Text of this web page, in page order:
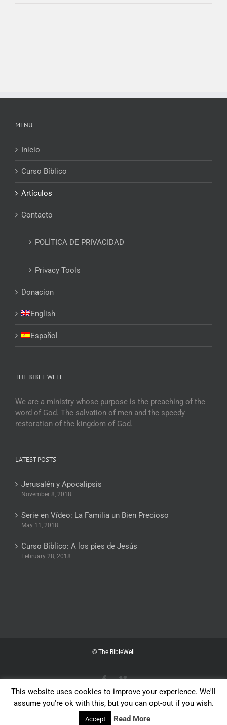
MENU
Inicio
Curso Bíblico
Artículos
Contacto
POLÍTICA DE PRIVACIDAD
Privacy Tools
Donacion
English
Español
THE BIBLE WELL
We are a ministry whose purpose is the preaching of the
word of God. The salvation of men and the speedy
restoration of the kingdom of God.
LATEST POSTS
Jerusalén y Apocalipsis
November 8, 2018
Serie en Vídeo: La Familia un Bien Precioso
May 11, 2018
Curso Bíblico: A los pies de Jesús
February 28, 2018
© The BibleWell
Facebook
Vimeo
This website uses cookies to improve your experience. We'll
assume you're ok with this, but you can opt-out if you wish.
Accept Read More
English Español